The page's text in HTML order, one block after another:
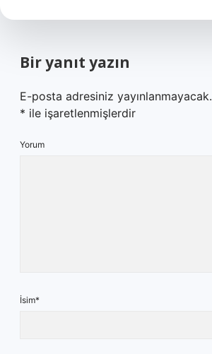
Bir yanıt yazın
E-posta adresiniz yayınlanmayacak.
* ile işaretlenmişlerdir
Yorum
İsim*